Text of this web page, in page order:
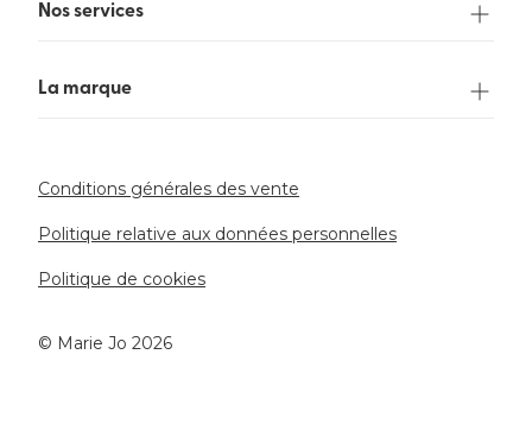
Nos services
La marque
Conditions générales des vente
Politique relative aux données personnelles
Politique de cookies
©️ Marie Jo 2026